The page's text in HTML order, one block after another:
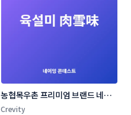
농협목우촌 프리미엄 브랜드 네이
밍 공모
Crevity